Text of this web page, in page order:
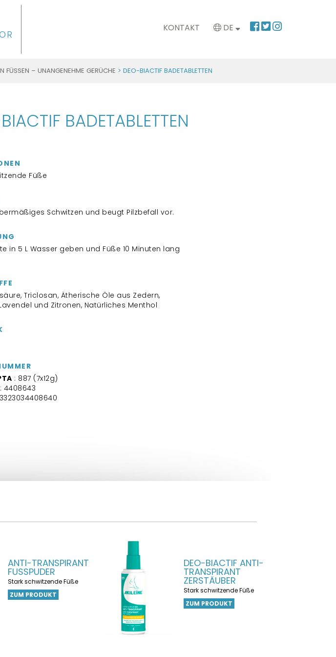
KONTAKT DE
– UNANGENEHME GERÜCHE > DEO-BIACTIF BADETABLETTEN
BADETABLETTEN
Füße
Schwitzen und beugt Pilzbefall vor.
in 5 L Wasser geben und Füße 10 Minuten lang
Triclosan, Ätherische Öle aus Zedern,
und Zitronen, Natürliches Menthol
: 887 (7x12g)
: 4408643
ANTI-TRANSPIRANT
FUSSPUDER
Stark schwitzende Füße
ZUM PRODUKT
DEO-BIACTIF ANTI-
TRANSPIRANT
ZERSTÄUBER
Stark schwitzende Füße
ZUM PRODUKT